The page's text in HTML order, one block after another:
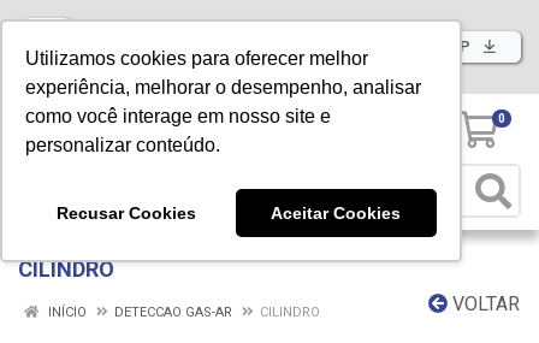
Utilizamos cookies para oferecer melhor
experiência, melhorar o desempenho, analisar
como você interage em nosso site e
personalizar conteúdo.
Recusar Cookies Aceitar Cookies
Baixe já nosso APP
0
CILINDRO
VOLTAR
INÍCIO DETECCAO GAS-AR CILINDRO